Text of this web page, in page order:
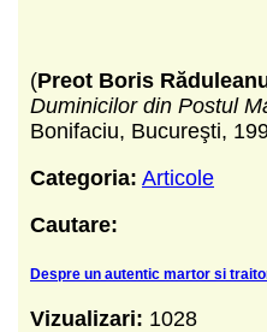
(Preot Boris
Duminicilor din Postul
Bonifaciu, Bucureşti,
Categoria: Articole
Cautare:
Despre un autentic martor si
Vizualizari: 1028